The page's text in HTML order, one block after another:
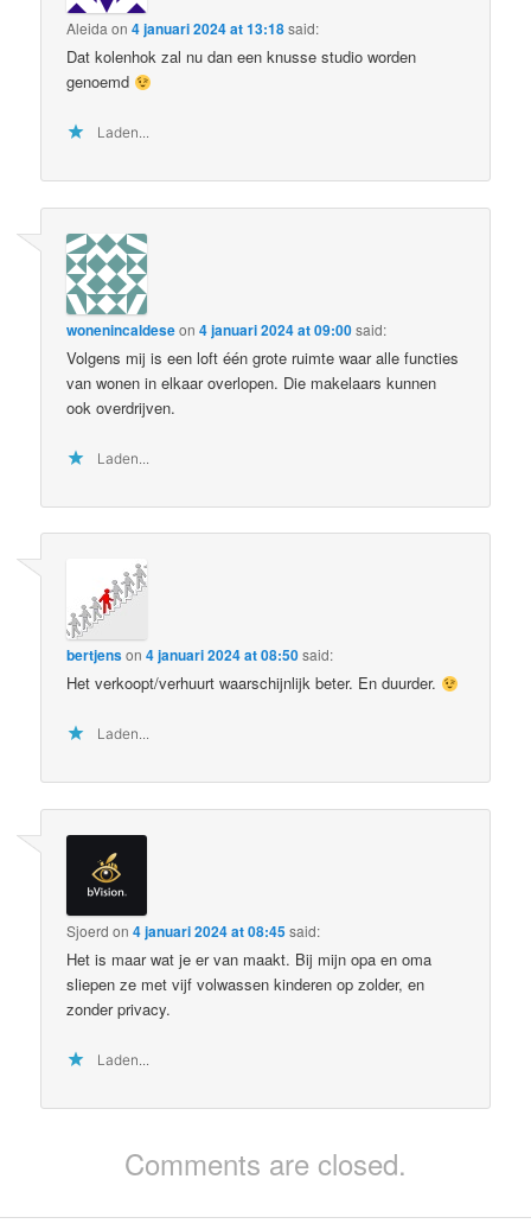
Aleida on4 januari 2024 at 13:18said:
Dat kolenhok zal nu dan een knusse studio worden
genoemd
Laden...
wonenincaldeseon4 januari 2024 at 09:00said:
Volgens mij is een loft één grote ruimte waar alle functies
van wonen in elkaar overlopen. Die makelaars kunnen
ook overdrijven.
Laden...
bertjenson4 januari 2024 at 08:50said:
Het verkoopt/verhuurt waarschijnlijk beter. En duurder.
Laden...
Sjoerd on4 januari 2024 at 08:45said:
Het is maar wat je er van maakt. Bij mijn opa en oma
sliepen ze met vijf volwassen kinderen op zolder, en
zonder privacy.
Laden...
Comments are closed.